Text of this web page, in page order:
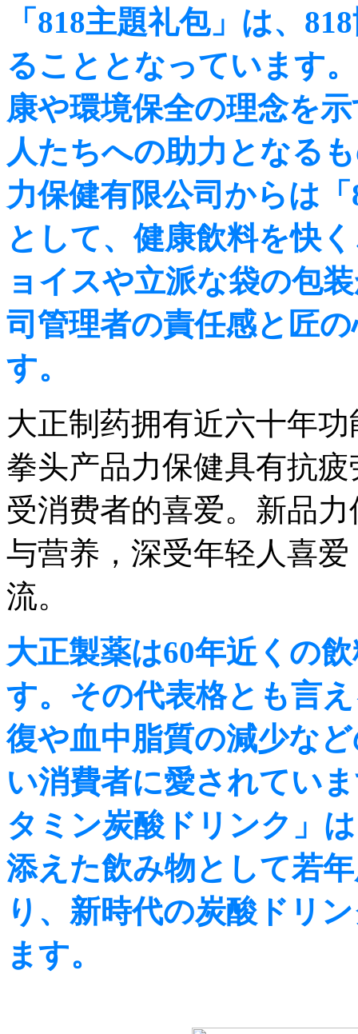
「818主題礼包」は、
ることとなっています
康や環境保全の理念を
人たちへの助力となる
力保健有限公司からは
として、健康飲料を快
ョイスや立派な袋の包
司管理者の責任感と匠
す。
大正制药拥有近六十年
拳头产品力保健具有抗
受消费者的喜爱。新品
与营养，深受年轻人喜
流。
大正製薬は60年近くの
す。その代表格とも言
復や血中脂質の減少な
い消費者に愛されてい
タミン炭酸ドリンク」
添えた飲み物として若
り、新時代の炭酸ドリ
ます。